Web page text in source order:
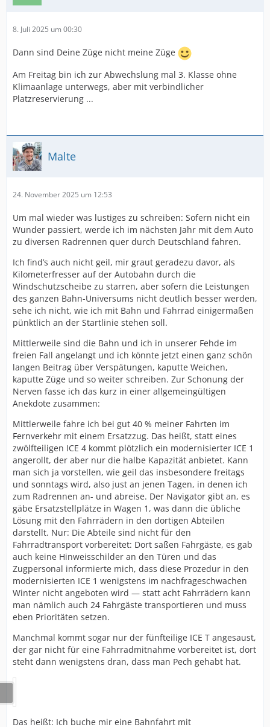
8. Juli 2025 um 00:30
Dann sind Deine Züge nicht meine Züge
Am Freitag bin ich zur Abwechslung mal 3. Klasse ohne
Klimaanlage unterwegs, aber mit verbindlicher
Platzreservierung ...
Malte
24. November 2025 um 12:53
Um mal wieder was lustiges zu schreiben: Sofern nicht ein
Wunder passiert, werde ich im nächsten Jahr mit dem Auto
zu diversen Radrennen quer durch Deutschland fahren.
Ich find’s auch nicht geil, mir graut geradezu davor, als
Kilometerfresser auf der Autobahn durch die
Windschutzscheibe zu starren, aber sofern die Leistungen
des ganzen Bahn-Universums nicht deutlich besser werden,
sehe ich nicht, wie ich mit Bahn und Fahrrad einigermaßen
pünktlich an der Startlinie stehen soll.
Mittlerweile sind die Bahn und ich in unserer Fehde im
freien Fall angelangt und ich könnte jetzt einen ganz schön
langen Beitrag über Verspätungen, kaputte Weichen,
kaputte Züge und so weiter schreiben. Zur Schonung der
Nerven fasse ich das kurz in einer allgemeingültigen
Anekdote zusammen:
Mittlerweile fahre ich bei gut 40 % meiner Fahrten im
Fernverkehr mit einem Ersatzzug. Das heißt, statt eines
zwölfteiligen ICE 4 kommt plötzlich ein modernisierter ICE 1
angerollt, der aber nur die halbe Kapazität anbietet. Kann
man sich ja vorstellen, wie geil das insbesondere freitags
und sonntags wird, also just an jenen Tagen, in denen ich
zum Radrennen an- und abreise. Der Navigator gibt an, es
gäbe Ersatzstellplätze in Wagen 1, was dann die übliche
Lösung mit den Fahrrädern in den dortigen Abteilen
darstellt. Nur: Die Abteile sind nicht für den
Fahrradtransport vorbereitet: Dort saßen Fahrgäste, es gab
auch keine Hinweisschilder an den Türen und das
Zugpersonal informierte mich, dass diese Prozedur in den
modernisierten ICE 1 wenigstens im nachfrageschwachen
Winter nicht angeboten wird — statt acht Fahrrädern kann
man nämlich auch 24 Fahrgäste transportieren und muss
eben Prioritäten setzen.
Manchmal kommt sogar nur der fünfteilige ICE T angesaust,
der gar nicht für eine Fahrradmitnahme vorbereitet ist, dort
steht dann wenigstens dran, dass man Pech gehabt hat.
Das heißt: Ich buche mir eine Bahnfahrt mit